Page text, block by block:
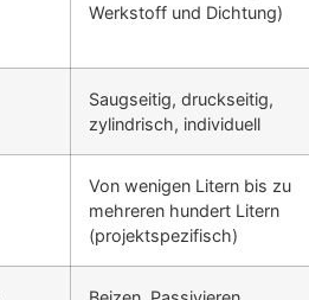
Werkstoff und Dichtung)
Saugseitig, druckseitig,
zylindrisch, individuell
Von wenigen Litern bis zu
mehreren hundert Litern
(projektspezifisch)